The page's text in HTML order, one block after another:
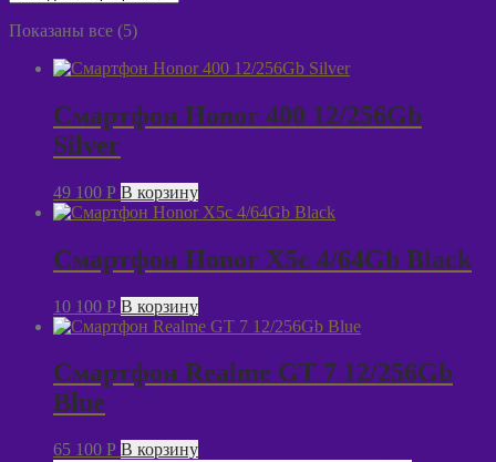
Показаны все (5)
Смартфон Honor 400 12/256Gb
Silver
49 100 P В корзину
Смартфон Honor X5c 4/64Gb Black
10 100 P В корзину
Смартфон Realme GT 7 12/256Gb
Blue
65 100 P В корзину